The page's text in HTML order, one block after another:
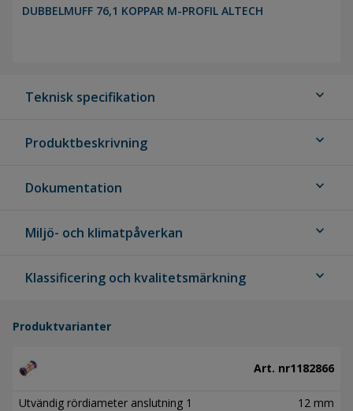
DUBBELMUFF 76,1 KOPPAR M-PROFIL ALTECH
Teknisk specifikation expand_more
Produktbeskrivning expand_more
Dokumentation expand_more
Miljö- och klimatpåverkan expand_more
Klassificering och kvalitetsmärkning expand_more
Produktvarianter
Art. nr1182866
Utvändig rördiameter anslutning 1
12 mm